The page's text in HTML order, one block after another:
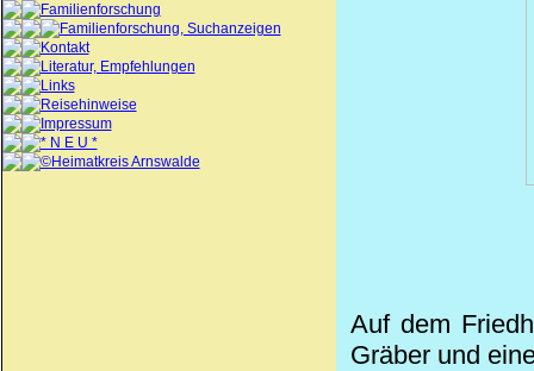
Familienforschung
Familienforschung, Suchanzeigen
Kontakt
Literatur, Empfehlungen
Links
Reisehinweise
Impressum
* N E U *
©Heimatkreis Arnswalde
Auf dem
Gräber und